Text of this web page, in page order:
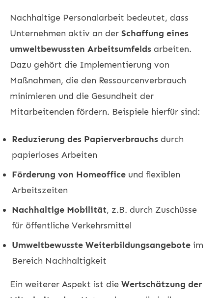
Nachhaltige Personalarbeit bedeutet, dass
Unternehmen aktiv an der Schaffung eines
umweltbewussten Arbeitsumfelds arbeiten.
Dazu gehört die Implementierung von
Maßnahmen, die den Ressourcenverbrauch
minimieren und die Gesundheit der
Mitarbeitenden fördern. Beispiele hierfür sind:
Reduzierung des Papierverbrauchs durch
papierloses Arbeiten
Förderung von Homeoffice und flexiblen
Arbeitszeiten
Nachhaltige Mobilität, z.B. durch Zuschüsse
für öffentliche Verkehrsmittel
Umweltbewusste Weiterbildungsangebote im
Bereich Nachhaltigkeit
Ein weiterer Aspekt ist die Wertschätzung der